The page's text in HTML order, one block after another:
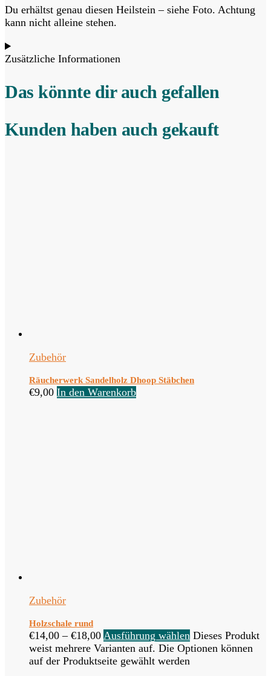
Du erhältst genau diesen Heilstein – siehe Foto. Achtung
kann nicht alleine stehen.
Zusätzliche Informationen
Das könnte dir auch gefallen
Kunden haben auch gekauft
Zubehör
Räucherwerk Sandelholz Dhoop Stäbchen
€9,00 In den Warenkorb
Zubehör
Holzschale rund
€14,00 – €18,00 Ausführung wählen Dieses Produkt
weist mehrere Varianten auf. Die Optionen können
auf der Produktseite gewählt werden